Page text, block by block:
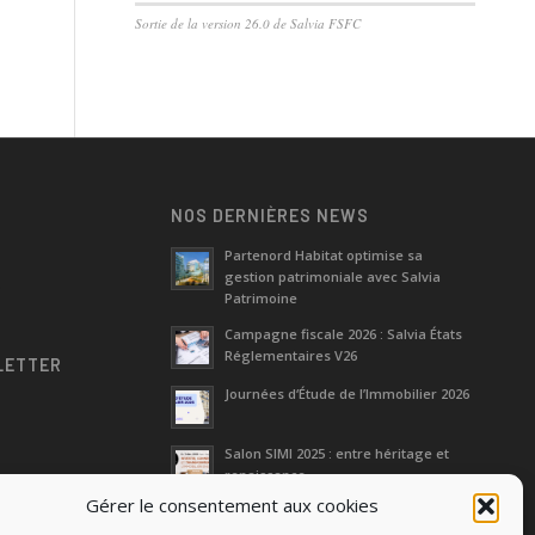
Gérer le consentement aux cookies
Sortie de la version 26.0 de Salvia FSFC
NOS DERNIÈRES NEWS
Partenord Habitat optimise sa
gestion patrimoniale avec Salvia
Patrimoine
Campagne fiscale 2026 : Salvia États
Réglementaires V26
Journées d‘Étude de l’Immobilier 2026
Salon SIMI 2025 : entre héritage et
renaissance
Séminaire Actualités Réglementaires